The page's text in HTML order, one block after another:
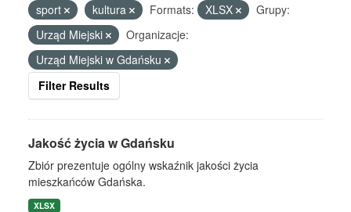
sport
kultura Formats: XLSX
Grupy:
Urząd Miejski
Organizacje:
Urząd Miejski w Gdańsku
Filter Results
Jakość życia w Gdańsku
Zbiór prezentuje ogólny wskaźnik jakości życia
mieszkańców Gdańska.
XLSX